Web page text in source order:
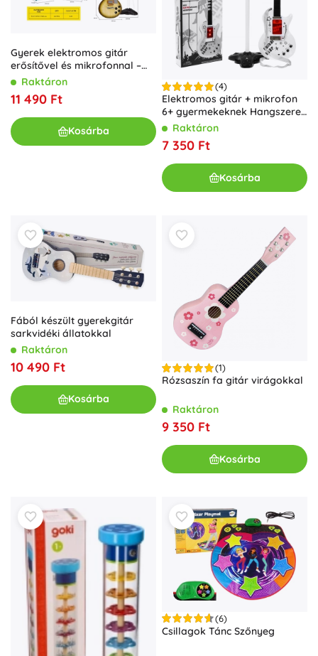
Gyerek elektromos gitár
erősítővel és mikrofonnal –
barna szett
Raktáron
11 490 Ft
Kosárba
(4)
Elektromos gitár + mikrofon
6+ gyermekeknek Hangszerek
hangjai + fények
Raktáron
7 350 Ft
Kosárba
Fából készült gyerekgitár
sarkvidéki állatokkal
Raktáron
10 490 Ft
Kosárba
(1)
Rózsaszín fa gitár virágokkal
Raktáron
9 350 Ft
Kosárba
(6)
Csillagok Tánc Szőnyeg